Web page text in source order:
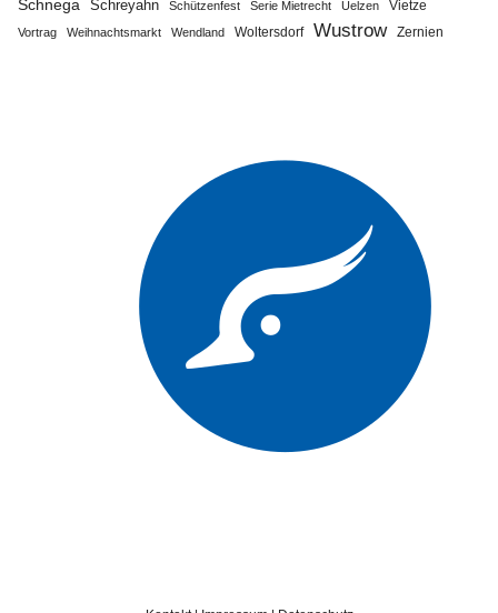
Schnega Schreyahn Schützenfest Serie Mietrecht Uelzen Vietze
Vortrag Weihnachtsmarkt Wendland Woltersdorf Wustrow Zernien